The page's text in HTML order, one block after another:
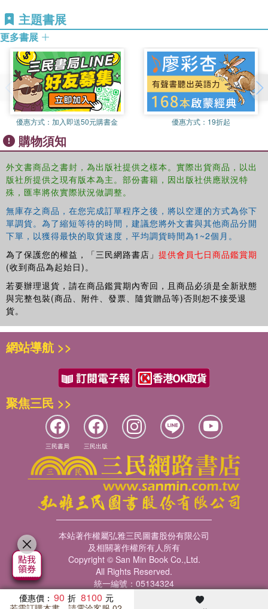
media system as demonstrated by the example of Hong
Kong are generally applicable.
主題書展
更多書展
優惠方式： 加入即送50元購書金 優惠方式： 19折起
購物須知
外文書商品之書封，為出版社提供之樣本。實際出貨商品，以出
版社所提供之現有版本為主。部份書籍，因出版社供應狀況特
殊，匯率將依實際狀況做調整。
無庫存之商品，在您完成訂單程序之後，將以空運的方式為你下
單調貨。為了縮短等待的時間，建議您將外文書與其他商品分開
下單，以獲得最快的取貨速度，平均調貨時間為1~2個月。
為了保護您的權益，「三民網路書店」 提供會員七日商品鑑賞期
(收到商品為起始日)。
若要辦理退貨，請在商品鑑賞期內寄回，且商品必須是全新狀態
與完整包裝(商品、附件、發票、隨貨贈品等)否則恕不接受退
貨。
優惠價： 90 8100
網站導航 >>
聚焦三民 >>
三民書局 三民出版
本站著作權屬弘雅三民圖書股份有限公司
及相關著作權所有人所有
Copyright © San Min Book Co.,Ltd.
All Rights Reserved.
統一編號：05134324